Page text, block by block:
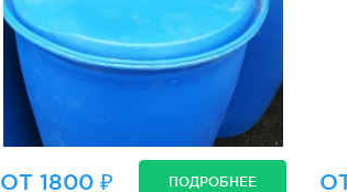
ОТ 1800 ₽ ПОДРОБНЕЕ